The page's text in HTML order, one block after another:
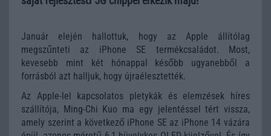
Január elején hallottuk, hogy az Apple állítólag
megszűnteti az iPhone SE termékcsaládot. Most,
kevesebb mint két hónappal később ugyanebből a
forrásból azt halljuk, hogy újraélesztették.
Az Apple-lel kapcsolatos pletykák és elemzések híres
szállítója, Ming-Chi Kuo ma egy jelentéssel tért vissza,
amely szerint a következő iPhone SE az iPhone 14 vázára